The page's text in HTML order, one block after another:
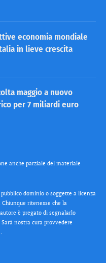
economia mondiale
in lieve crescita
maggio a nuovo
per 7 miliardi euro
anche parziale del materiale
dominio o soggette a licenza
ritenesse che la
è pregato di segnalarlo
nostra cura provvedere